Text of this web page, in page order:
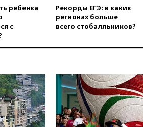
12:36
кофе
12:30
ребенка
с
Рекорды ЕГЭ: в каких
регионах больше
всего стобалльников?